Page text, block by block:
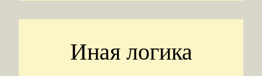
Иная логика